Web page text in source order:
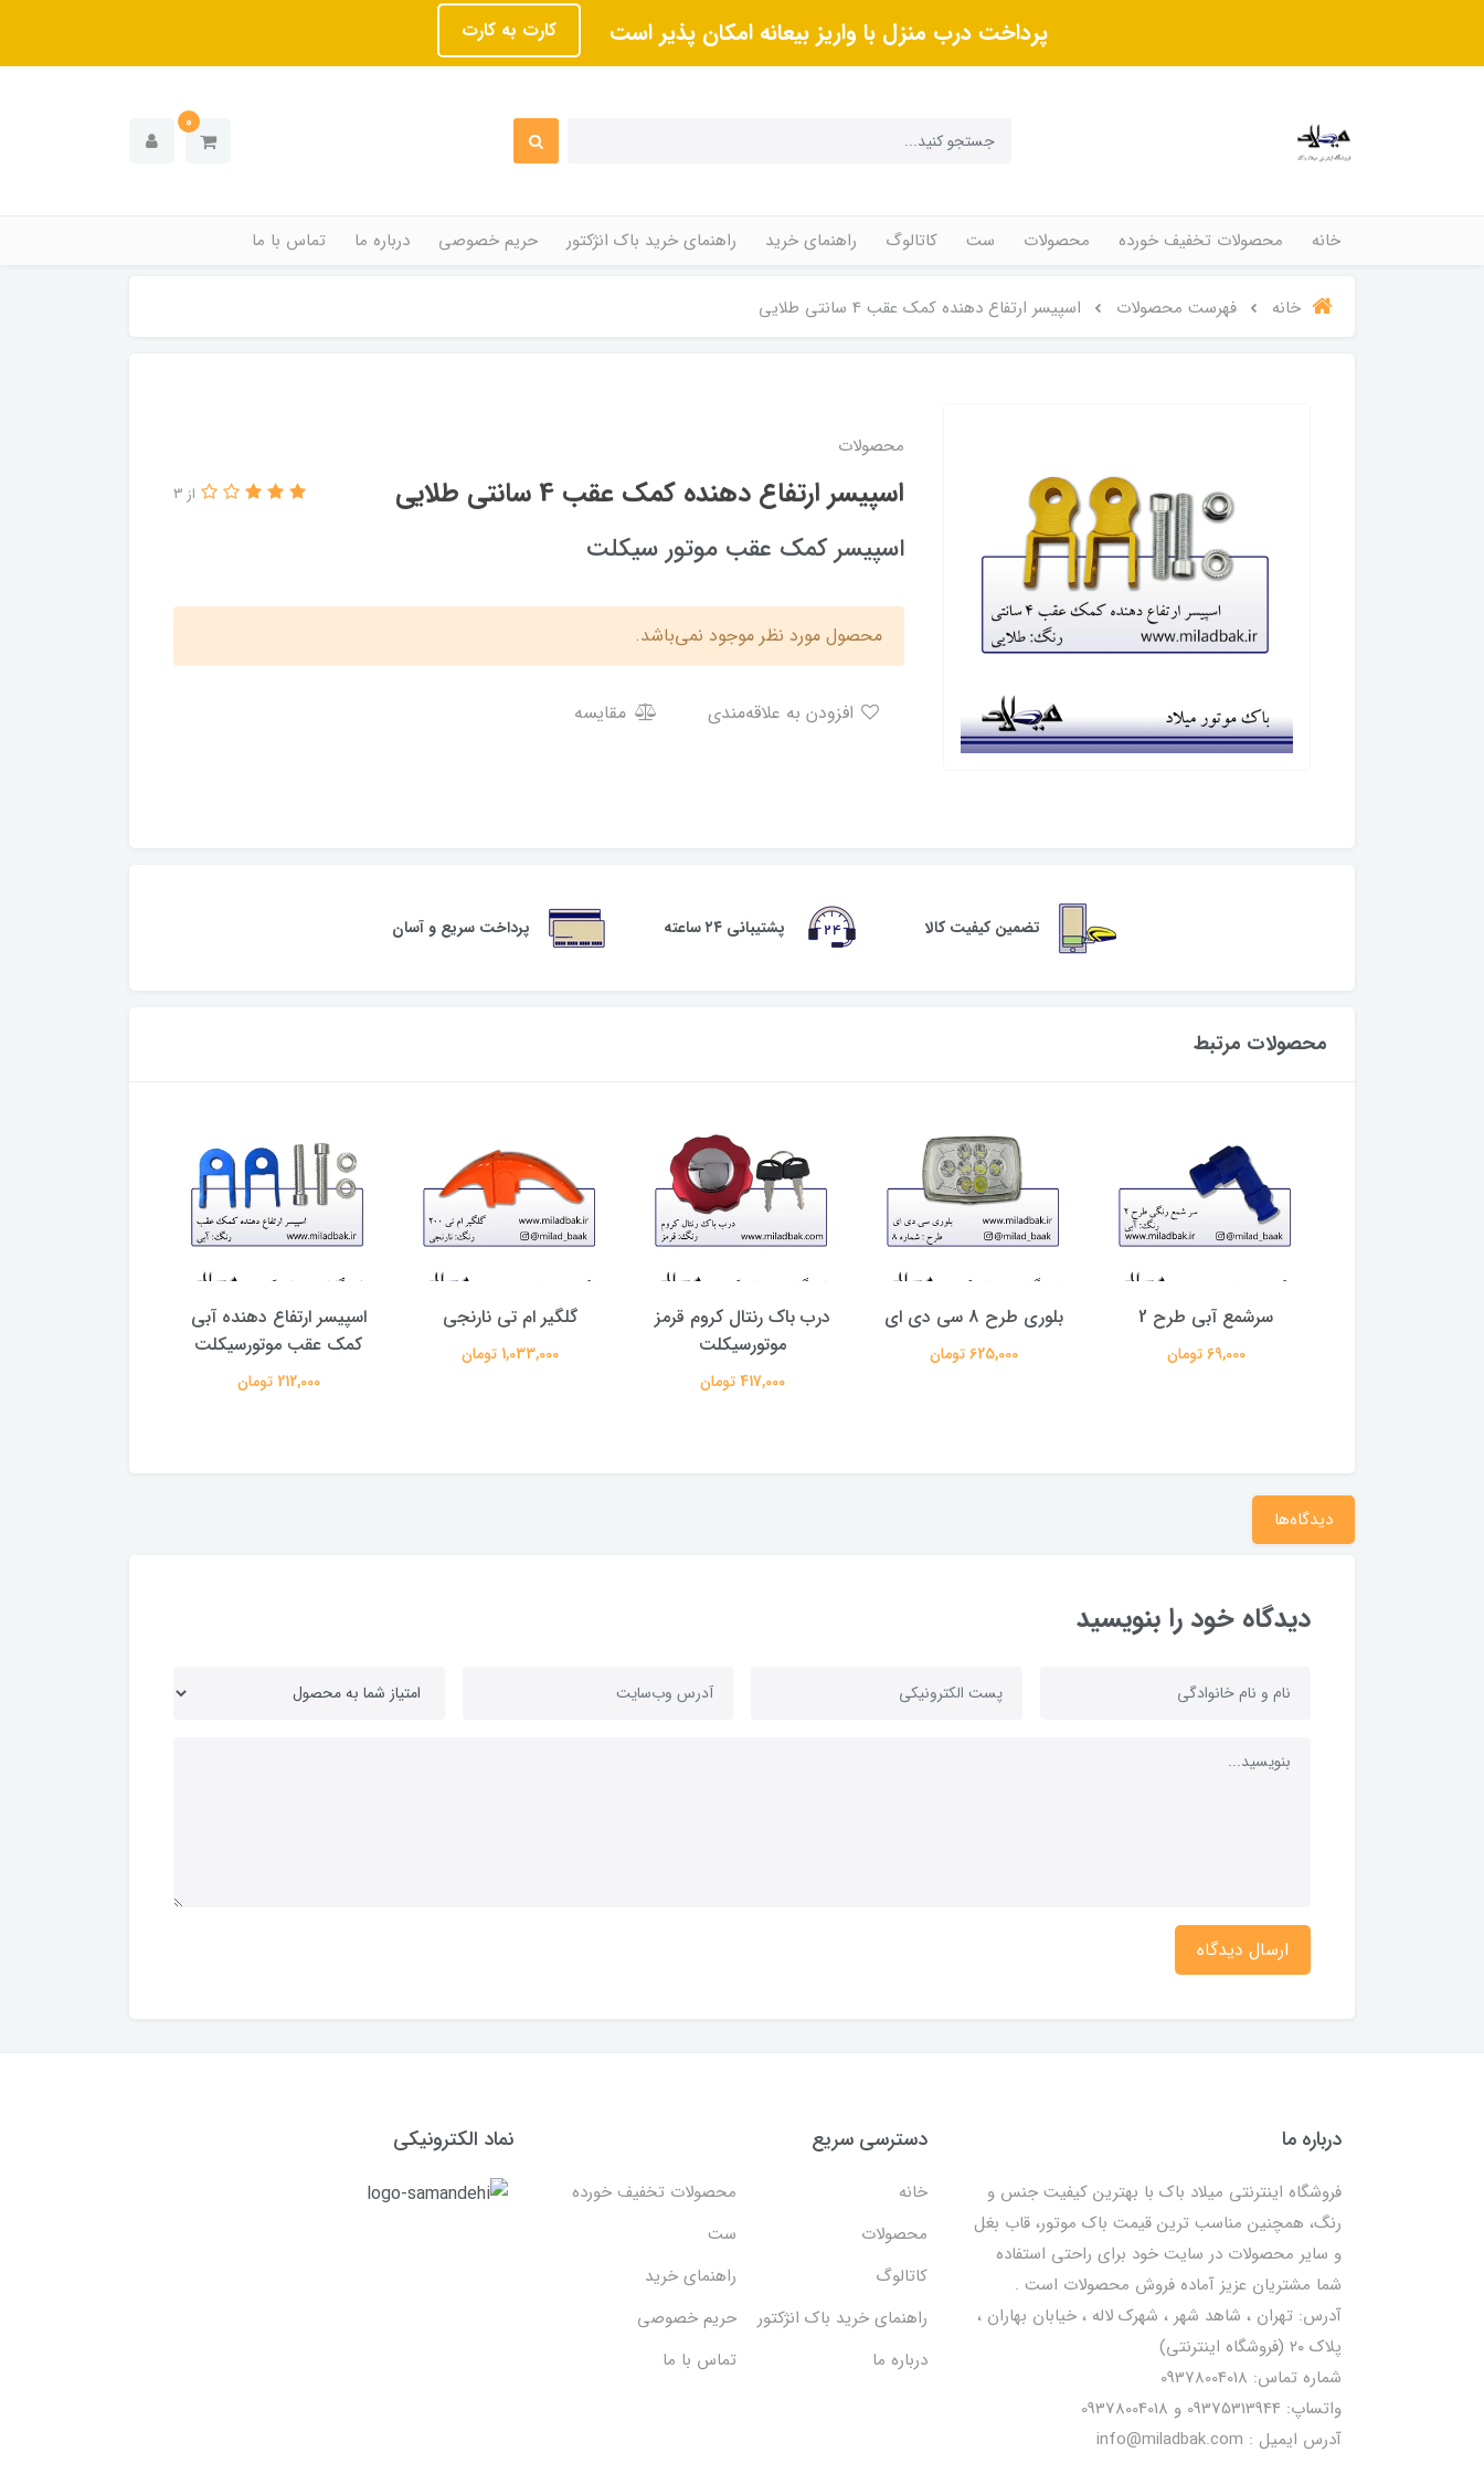
پرداخت درب منزل با واریز بیعانه امکان پذیر است کارت به کارت
0
خانه محصولات تخفیف خورده محصولات ست کاتالوگ راهنمای خرید راهنمای خرید باک انژکتور حریم خصوصی درباره ما تماس با ما
خانه فهرست محصولات اسپیسر ارتفاع دهنده کمک عقب 4 سانتی طلایی
محصولات
اسپیسر ارتفاع دهنده کمک عقب 4 سانتی طلایی از 3
اسپیسر کمک عقب موتور سیکلت
محصول مورد نظر موجود نمی‌باشد.
مقایسه
تضمین کیفیت کالا پشتیبانی ۲۴ ساعته پرداخت سریع و آسان
محصولات مرتبط
سرشمع آبی طرح 2
69,000 تومان
بلوری طرح 8 سی دی ای
625,000 تومان
درب باک رنتال کروم قرمز
موتورسیکلت
417,000 تومان
گلگیر ام تی نارنجی
1,033,000 تومان
اسپیسر ارتفاع دهنده آبی
کمک عقب موتورسیکلت
212,000 تومان
دیدگاه‌ها
دیدگاه خود را بنویسید
ارسال دیدگاه
درباره ما
فروشگاه اینترنتی میلاد باک با بهترین کیفیت جنس و
رنگ، همچنین مناسب ترین قیمت باک موتور، قاب بغل
و سایر محصولات در سایت خود برای راحتی استفاده
شما مشتریان عزیز آماده فروش محصولات است .
آدرس: تهران ، شاهد شهر ، شهرک لاله ، خیابان بهاران ،
پلاک ۲۰ (فروشگاه اینترنتی)
شماره تماس: 09378004018
واتساپ: 09375313944 و 09378004018
آدرس ایمیل : info@miladbak.com
دسترسی سریع
خانه
محصولات تخفیف خورده
محصولات
ست
کاتالوگ
راهنمای خرید
راهنمای خرید باک انژکتور
حریم خصوصی
درباره ما
تماس با ما
نماد الکترونیکی